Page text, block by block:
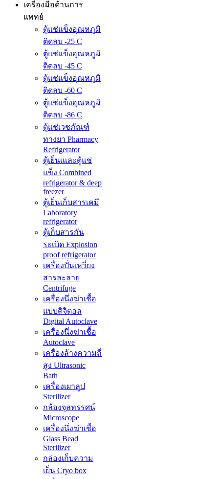
เครื่องมือด้านการ
แพทย์
ตู้แช่แข็งอุณหภูมิ
ติดลบ -25 C
ตู้แช่แข็งอุณหภูมิ
ติดลบ -45 C
ตู้แช่แข็งอุณหภูมิ
ติดลบ -60 C
ตู้แช่แข็งอุณหภูมิ
ติดลบ -86 C
ตู้แช่เวชภัณฑ์
ทางยา Pharmacy
Refrigerator
ตู้เย็นเและตู้แช่
แข็ง Combined
refrigerator & deep
freezer
ตู้เย็นเก็บสารเคมี
Laboratory
refrigerator
ตู้เก็บสารกัน
ระเบิด Explosion
proof refrigerator
เครื่องปั่นเหวี่ยง
สารละลาย
Centrifuge
เครื่องนึ่งฆ่าเชื้อ
แบบดิจิตอล
Digital Autoclave
เครื่องนึ่งฆ่าเชื้อ
Autoclave
เครื่องล้างความถี่
สูง Ultrasonic
Bath
เครื่องเผาลูป
Sterilizer
กล้องจุลทรรศน์
Microscope
เครื่องนึ่งฆ่าเชื้อ
Glass Bead
Sterilizer
กล่องเก็บความ
เย็น Cryo box